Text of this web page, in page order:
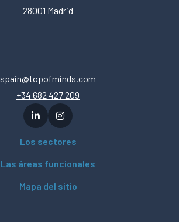
28001 Madrid
spain@topofminds.com
+34 682 427 209
Los sectores
Las áreas funcionales
Mapa del sitio